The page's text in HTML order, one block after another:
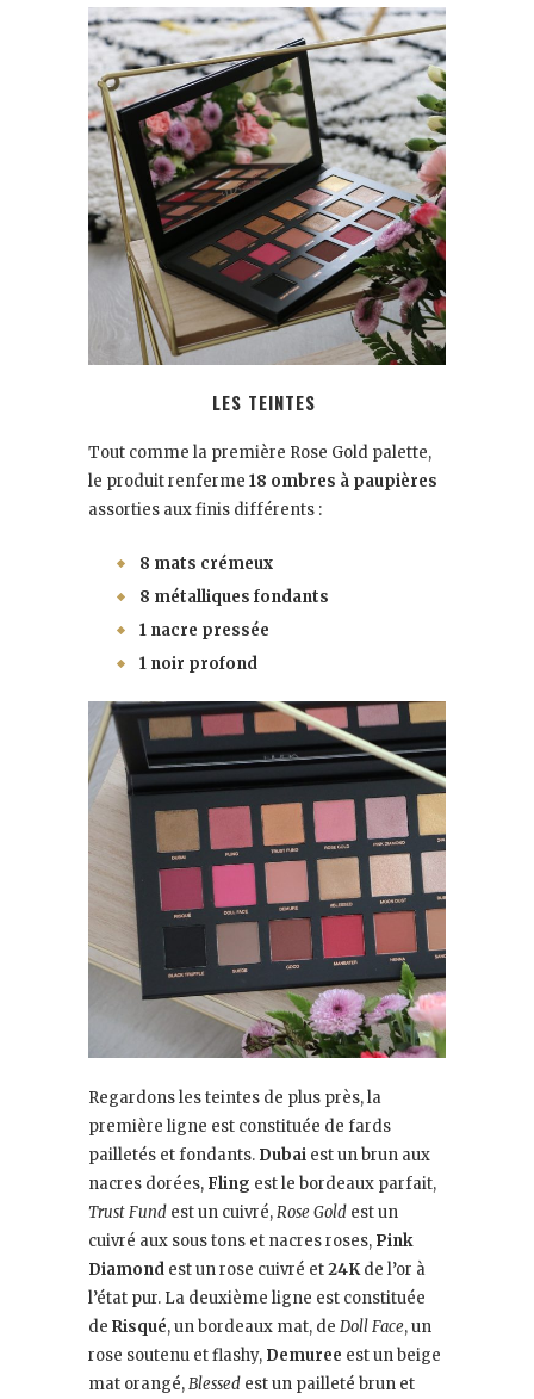
LES TEINTES
Tout comme la première Rose Gold palette,
le produit renferme 18 ombres à paupières
assorties aux finis différents :
8 mats crémeux
8 métalliques fondants
1 nacre pressée
1 noir profond
Regardons les teintes de plus près, la
première ligne est constituée de fards
pailletés et fondants. Dubai est un brun aux
nacres dorées, Fling est le bordeaux parfait,
Trust Fund est un cuivré,Rose Gold est un
cuivré aux sous tons et nacres roses, Pink
Diamond est un rose cuivré et24Kde l’or à
l’état pur. La deuxième ligne est constituée
de Risqué, un bordeaux mat, de Doll Face, un
rose soutenu et flashy, Demuree est un beige
mat orangé,Blessed est un pailleté brun et